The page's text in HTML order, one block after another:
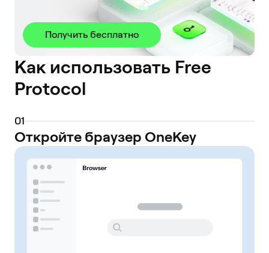
Получить бесплатно
Как использовать Free
Protocol
01
Откройте браузер OneKey